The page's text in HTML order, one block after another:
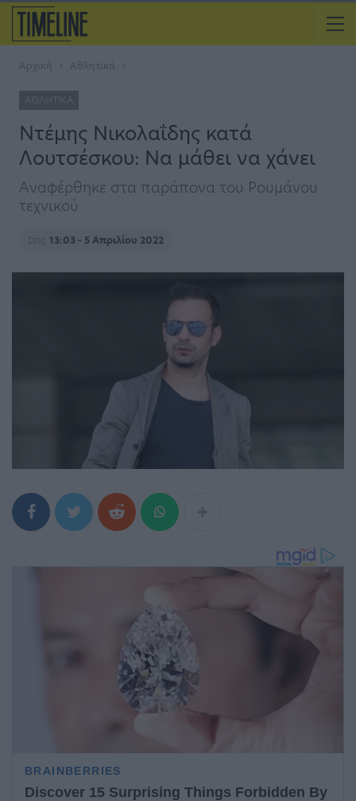
Αρχική Αθλητικά
ΑΘΛΗΤΙΚΆ
Ντέμης Νικολαΐδης κατά
Λουτσέσκου: Να μάθει να χάνει
Αναφέρθηκε στα παράπονα του Ρουμάνου
τεχνικού
Στις 13:03 - 5 Απριλίου 2022